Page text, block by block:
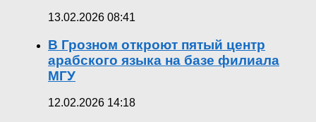
13.02.2026 08:41
В Грозном откроют пятый центр
арабского языка на базе филиала
МГУ
12.02.2026 14:18